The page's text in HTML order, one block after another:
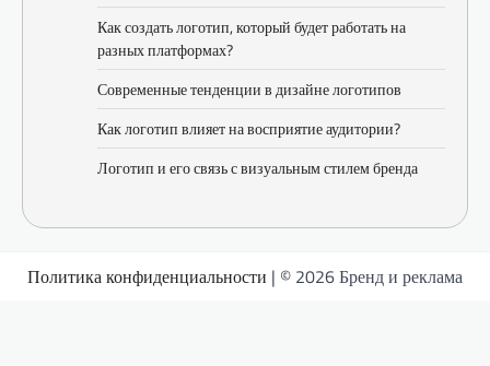
Как создать логотип, который будет работать на
разных платформах?
Современные тенденции в дизайне логотипов
Как логотип влияет на восприятие аудитории?
Логотип и его связь с визуальным стилем бренда
Политика конфиденциальности | © 2026 Бренд и реклама